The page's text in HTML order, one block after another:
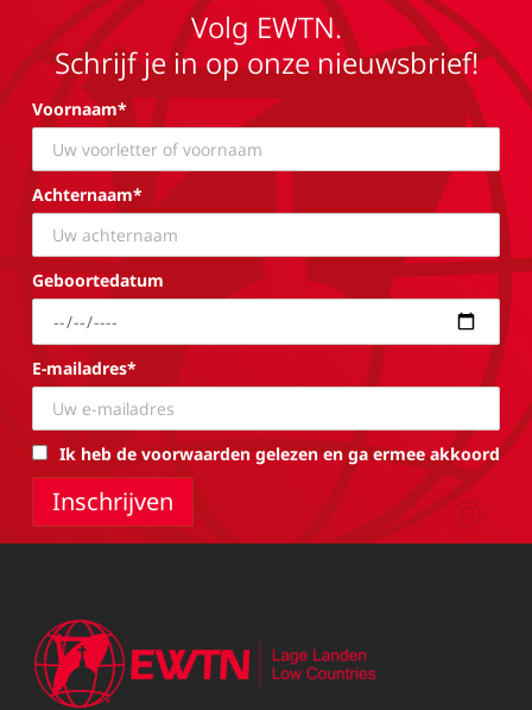
Volg EWTN.
Schrijf je in op onze nieuwsbrief!
Voornaam*
Achternaam*
Geboortedatum
E-mailadres*
Ik heb de voorwaarden gelezen en ga ermee akkoord